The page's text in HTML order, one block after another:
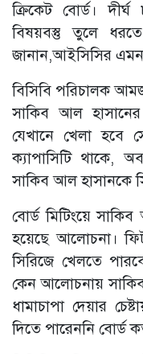
ক্রিকেট বোর্ড।
বিষয়বস্তু তুলে
জানান,আইসিসির এমন
বিসিবি পরিচালক
সাকিব আল হাসানের
যেখানে খেলা হবে
ক্যাপাসিটি থাকে,
সাকিব আল হাসানকে
বোর্ড মিটিংয়ে
হয়েছে আলোচনা।
সিরিজে খেলতে
কেন আলোচনায়
ধামাচাপা দেয়ার
দিতে পারেননি বোর্ড